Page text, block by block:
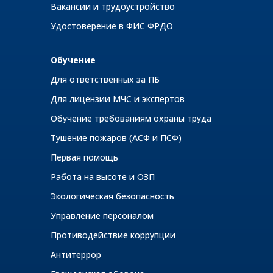
Экологическая безопасность
Антитеррор
Противодействие коррупции
Управление персоналом
Обучение
Для ответственных за ПБ
Тушение пожаров (АСФ и ПСФ)
Первая помощь
Работа на высоте и ОЗП
Для лицензии МЧС и экспертов
Обучение требованиям охраны труда
Вакансии и трудоустройство
Удостоверение в ФИС ФРДО